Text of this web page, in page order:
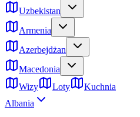
Uzbekistan
Armenia
Azerbejdżan
Macedonia
Wizy
Loty
Kuchnia
Albania